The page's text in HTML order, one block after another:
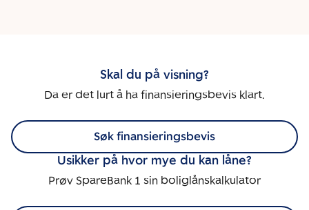
Skal du på visning?
Da er det lurt å ha finansieringsbevis klart.
Søk finansieringsbevis
Usikker på hvor mye du kan låne?
Prøv SpareBank 1 sin boliglånskalkulator